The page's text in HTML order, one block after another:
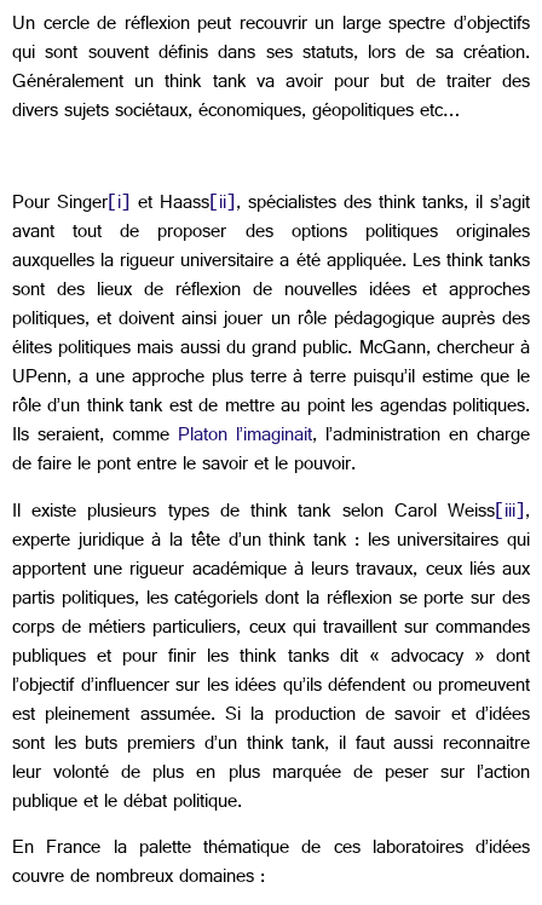
Un cercle de réflexion peut recouvrir un large spectre d’objectifs
qui sont souvent définis dans ses statuts, lors de sa création.
Généralement un think tank va avoir pour but de traiter des
divers sujets sociétaux, économiques, géopolitiques etc…
Pour Singer[i] et Haass[ii], spécialistes des think tanks, il s’agit
avant tout de proposer des options politiques originales
auxquelles la rigueur universitaire a été appliquée. Les think tanks
sont des lieux de réflexion de nouvelles idées et approches
politiques, et doivent ainsi jouer un rôle pédagogique auprès des
élites politiques mais aussi du grand public. McGann, chercheur à
UPenn, a une approche plus terre à terre puisqu’il estime que le
rôle d’un think tank est de mettre au point les agendas politiques.
Ils seraient, comme Platon l’imaginait, l’administration en charge
de faire le pont entre le savoir et le pouvoir.
Il existe plusieurs types de think tank selon Carol Weiss[iii],
experte juridique à la tête d’un think tank : les universitaires qui
apportent une rigueur académique à leurs travaux, ceux liés aux
partis politiques, les catégoriels dont la réflexion se porte sur des
corps de métiers particuliers, ceux qui travaillent sur commandes
publiques et pour finir les think tanks dit « advocacy » dont
l’objectif d’influencer sur les idées qu’ils défendent ou promeuvent
est pleinement assumée. Si la production de savoir et d’idées
sont les buts premiers d’un think tank, il faut aussi reconnaitre
leur volonté de plus en plus marquée de peser sur l’action
publique et le débat politique.
En France la palette thématique de ces laboratoires d’idées
couvre de nombreux domaines :